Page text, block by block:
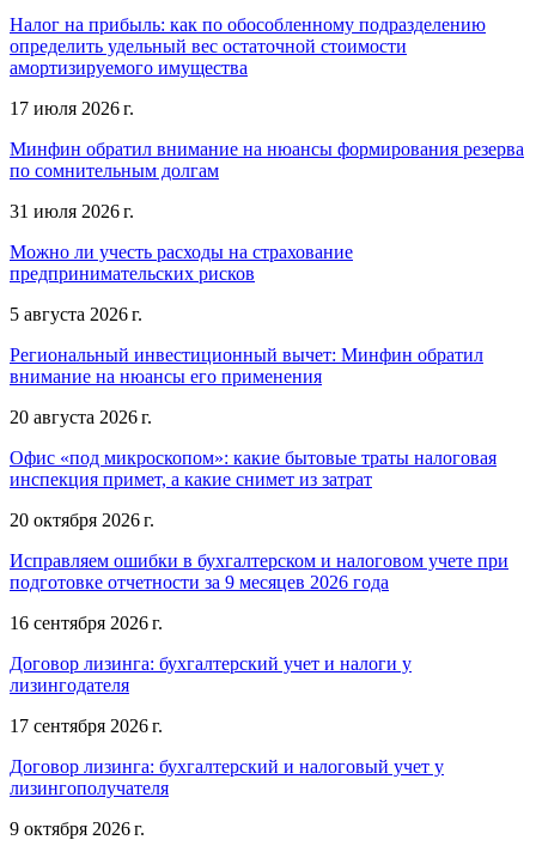
Налог на прибыль: как по обособленному подразделению
определить удельный вес остаточной стоимости
амортизируемого имущества
17 июля 2026 г.
Минфин обратил внимание на нюансы формирования резерва
по сомнительным долгам
31 июля 2026 г.
Можно ли учесть расходы на страхование
предпринимательских рисков
5 августа 2026 г.
Региональный инвестиционный вычет: Минфин обратил
внимание на нюансы его применения
20 августа 2026 г.
Офис «под микроскопом»: какие бытовые траты налоговая
инспекция примет, а какие снимет из затрат
20 октября 2026 г.
Исправляем ошибки в бухгалтерском и налоговом учете при
подготовке отчетности за 9 месяцев 2026 года
16 сентября 2026 г.
Договор лизинга: бухгалтерский учет и налоги у
лизингодателя
17 сентября 2026 г.
Договор лизинга: бухгалтерский и налоговый учет у
лизингополучателя
9 октября 2026 г.